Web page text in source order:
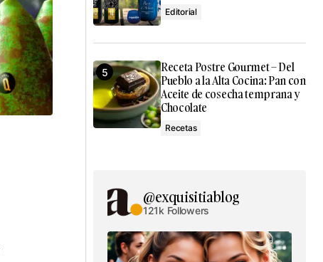
Editorial
Receta Postre Gourmet – Del
Pueblo a la Alta Cocina: Pan con
Aceite de cosecha temprana y
Chocolate
Recetas
@exquisitiablog
121k Followers